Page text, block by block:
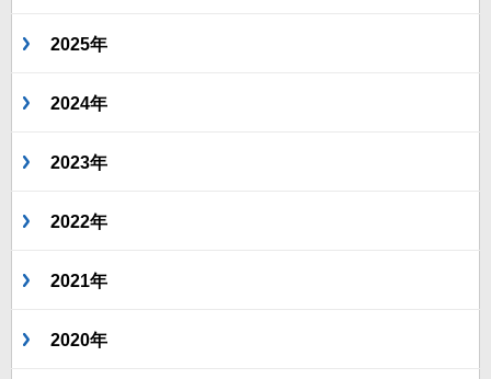
2025年
2024年
2023年
2022年
2021年
2020年